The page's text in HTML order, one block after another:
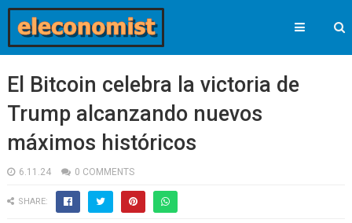
El Bitcoin celebra la victoria de
Trump alcanzando nuevos
máximos históricos
6.11.24 0 COMMENTS
SHARE: